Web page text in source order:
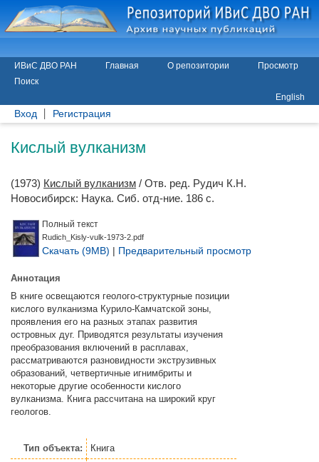
ИВиС ДВО РАН Главная О репозитории
Просмотр
Поиск
English
Вход Регистрация
Кислый вулканизм
(1973) Кислый вулканизм / Отв. ред. Рудич К.Н.
Новосибирск: Наука. Сиб. отд-ние. 186 с.
Полный текст
Rudich_Kisly-vulk-1973-2.pdf
Скачать (9MB) | Предварительный просмотр
Аннотация
В книге освещаются геолого-структурные позиции
кислого вулканизма Курило-Камчатской зоны,
проявления его на разных этапах развития
островных дуг. Приводятся результаты изучения
преобразования включений в расплавах,
рассматриваются разновидности экструзивных
образований, четвертичные игнимбриты и
некоторые другие особенности кислого
вулканизма. Книга рассчитана на широкий круг
геологов.
Тип объекта:
Книга